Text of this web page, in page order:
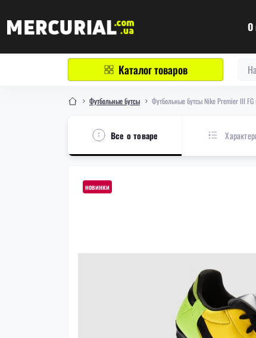
О
Каталог товаров
Футбольные бутсы Футбольные бутсы Nike Premier III
Все о товаре
новинки